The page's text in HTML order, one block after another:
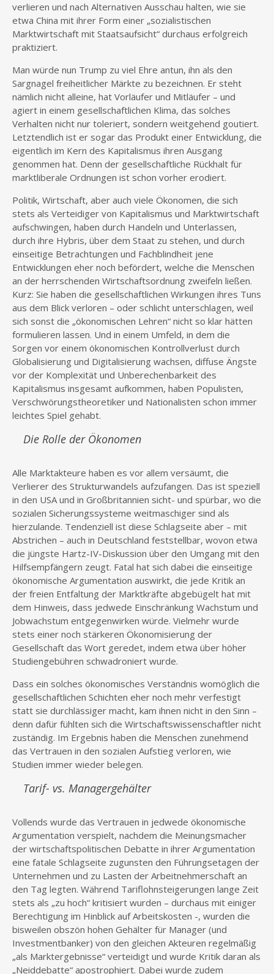
verlieren und nach Alternativen Ausschau halten, wie sie
etwa China mit ihrer Form einer „sozialistischen
Marktwirtschaft mit Staatsaufsicht“ durchaus erfolgreich
praktiziert.
Man würde nun Trump zu viel Ehre antun, ihn als den
Sargnagel freiheitlicher Märkte zu bezeichnen. Er steht
nämlich nicht alleine, hat Vorläufer und Mitläufer – und
agiert in einem gesellschaftlichen Klima, das solches
Verhalten nicht nur toleriert, sondern weitgehend goutiert.
Letztendlich ist er sogar das Produkt einer Entwicklung, die
eigentlich im Kern des Kapitalismus ihren Ausgang
genommen hat. Denn der gesellschaftliche Rückhalt für
marktliberale Ordnungen ist schon vorher erodiert.
Politik, Wirtschaft, aber auch viele Ökonomen, die sich
stets als Verteidiger von Kapitalismus und Marktwirtschaft
aufschwingen, haben durch Handeln und Unterlassen,
durch ihre Hybris, über dem Staat zu stehen, und durch
einseitige Betrachtungen und Fachblindheit jene
Entwicklungen eher noch befördert, welche die Menschen
an der herrschenden Wirtschaftsordnung zweifeln ließen.
Kurz: Sie haben die gesellschaftlichen Wirkungen ihres Tuns
aus dem Blick verloren – oder schlicht unterschlagen, weil
sich sonst die „ökonomischen Lehren“ nicht so klar hätten
formulieren lassen. Und in einem Umfeld, in dem die
Sorgen vor einem ökonomischen Kontrollverlust durch
Globalisierung und Digitalisierung wachsen, diffuse Ängste
vor der Komplexität und Unberechenbarkeit des
Kapitalismus insgesamt aufkommen, haben Populisten,
Verschwörungstheoretiker und Nationalisten schon immer
leichtes Spiel gehabt.
Die Rolle der Ökonomen
Alle Marktakteure haben es vor allem versäumt, die
Verlierer des Strukturwandels aufzufangen. Das ist speziell
in den USA und in Großbritannien sicht- und spürbar, wo die
sozialen Sicherungssysteme weitmaschiger sind als
hierzulande. Tendenziell ist diese Schlagseite aber – mit
Abstrichen – auch in Deutschland feststellbar, wovon etwa
die jüngste Hartz-IV-Diskussion über den Umgang mit den
Hilfsempfängern zeugt. Fatal hat sich dabei die einseitige
ökonomische Argumentation auswirkt, die jede Kritik an
der freien Entfaltung der Marktkräfte abgebügelt hat mit
dem Hinweis, dass jedwede Einschränkung Wachstum und
Jobwachstum entgegenwirken würde. Vielmehr wurde
stets einer noch stärkeren Ökonomisierung der
Gesellschaft das Wort geredet, indem etwa über höher
Studiengebühren schwadroniert wurde.
Dass ein solches ökonomisches Verständnis womöglich die
gesellschaftlichen Schichten eher noch mehr verfestigt
statt sie durchlässiger macht, kam ihnen nicht in den Sinn –
denn dafür fühlten sich die Wirtschaftswissenschaftler nicht
zuständig. Im Ergebnis haben die Menschen zunehmend
das Vertrauen in den sozialen Aufstieg verloren, wie
Studien immer wieder belegen.
Tarif- vs. Managergehälter
Vollends wurde das Vertrauen in jedwede ökonomische
Argumentation verspielt, nachdem die Meinungsmacher
der wirtschaftspolitischen Debatte in ihrer Argumentation
eine fatale Schlagseite zugunsten den Führungsetagen der
Unternehmen und zu Lasten der Arbeitnehmerschaft an
den Tag legten. Während Tariflohnsteigerungen lange Zeit
stets als „zu hoch“ kritisiert wurden – durchaus mit einiger
Berechtigung im Hinblick auf Arbeitskosten -, wurden die
bisweilen obszön hohen Gehälter für Manager (und
Investmentbanker) von den gleichen Akteuren regelmäßig
„als Marktergebnisse“ verteidigt und wurde Kritik daran als
„Neiddebatte“ apostrophiert. Dabei wurde zudem